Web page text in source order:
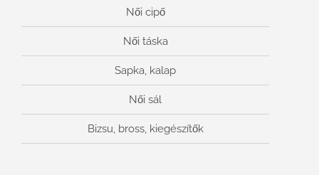
Női cipő
Női táska
Sapka, kalap
Női sál
Bizsu, bross, kiegészítők